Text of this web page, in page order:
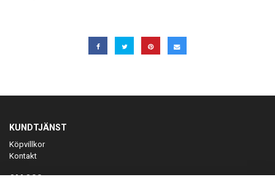
KUNDTJÄNST
Köpvillkor
Kontakt
OM OSS